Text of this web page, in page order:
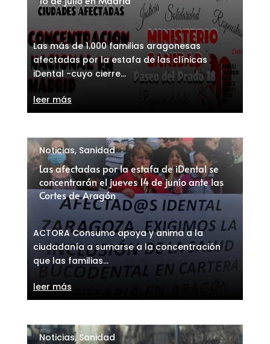
Las más de 1.000 familias aragonesas
afectadas por la estafa de las clínicas
iDental -cuyo cierre...
leer más
Las afectadas por la estafa de iDental se
concentrarán el jueves 14 de junio ante las
Cortes de Aragón
Noticias, Sanidad
ACTORA Consumo apoya y anima a la
ciudadanía a sumarse a la concentración
que las familias...
leer más
Noticias, Sanidad